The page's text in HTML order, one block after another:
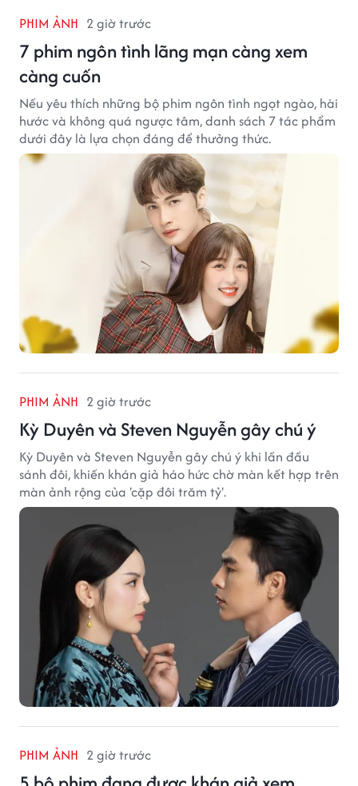
PHIM ẢNH 2 giờ trước
7 phim ngôn tình lãng mạn càng xem
càng cuốn
Nếu yêu thích những bộ phim ngôn tình ngọt ngào, hài
hước và không quá ngược tâm, danh sách 7 tác phẩm
dưới đây là lựa chọn đáng để thưởng thức.
PHIM ẢNH 2 giờ trước
Kỳ Duyên và Steven Nguyễn gây chú ý
Kỳ Duyên và Steven Nguyễn gây chú ý khi lần đầu
sánh đôi, khiến khán giả háo hức chờ màn kết hợp trên
màn ảnh rộng của 'cặp đôi trăm tỷ'.
PHIM ẢNH 2 giờ trước